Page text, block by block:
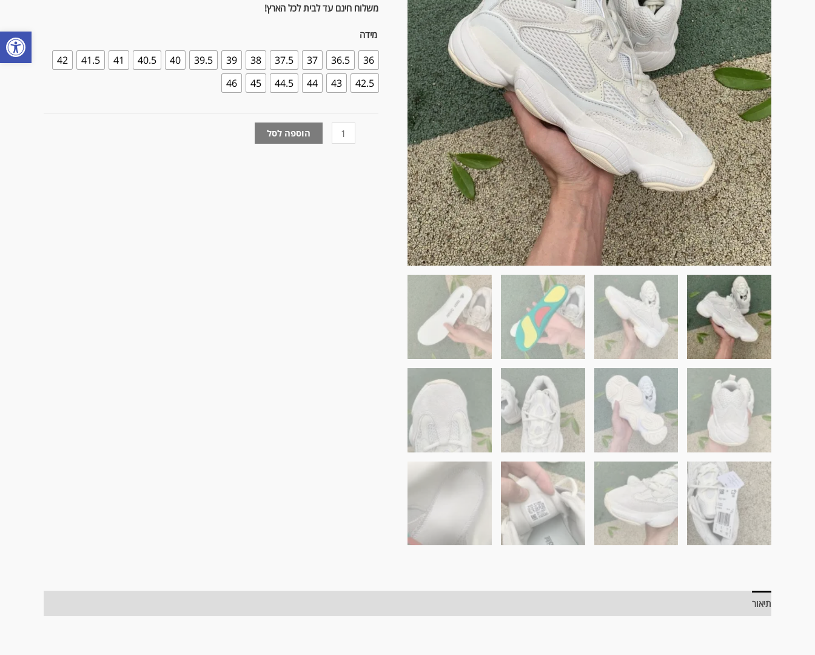
משלוח חינם עד לבית לכל הארץ!
מידה
36
36.5
37
37.5
38
39
39.5
40
40.5
41
41.5
42
42.5
43
44
44.5
45
46
הוספה לסל
תיאור